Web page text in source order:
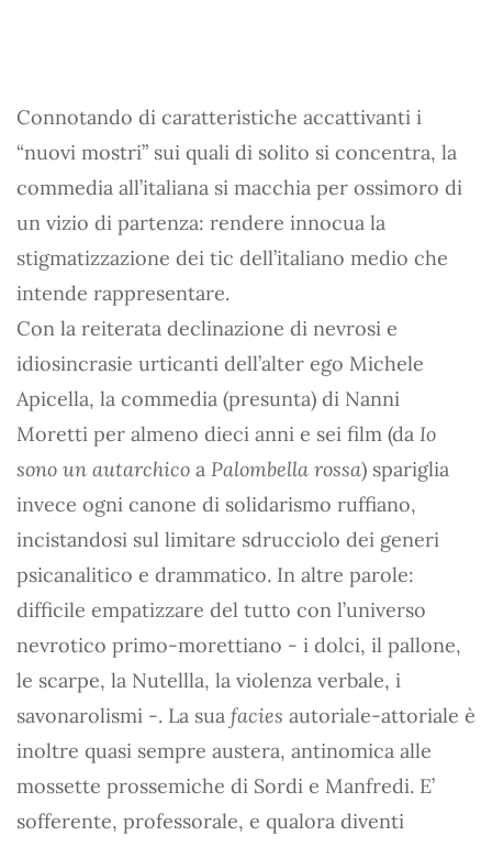
Connotando di caratteristiche accattivanti i
“nuovi mostri” sui quali di solito si concentra, la
commedia all’italiana si macchia per ossimoro di
un vizio di partenza: rendere innocua la
stigmatizzazione dei tic dell’italiano medio che
intende rappresentare.
Con la reiterata declinazione di nevrosi e
idiosincrasie urticanti dell’alter ego Michele
Apicella, la commedia (presunta) di Nanni
Moretti per almeno dieci anni e sei film (da Io
sono un autarchico a Palombella rossa) spariglia
invece ogni canone di solidarismo ruffiano,
incistandosi sul limitare sdrucciolo dei generi
psicanalitico e drammatico. In altre parole:
difficile empatizzare del tutto con l’universo
nevrotico primo-morettiano - i dolci, il pallone,
le scarpe, la Nutellla, la violenza verbale, i
savonarolismi -. La sua facies autoriale-attoriale è
inoltre quasi sempre austera, antinomica alle
mossette prossemiche di Sordi e Manfredi. E’
sofferente, professorale, e qualora diventi